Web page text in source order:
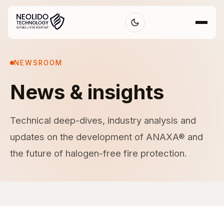
NEWSROOM
News & insights
Technical deep-dives, industry analysis and
updates on the development of ANAXA® and
the future of halogen-free fire protection.